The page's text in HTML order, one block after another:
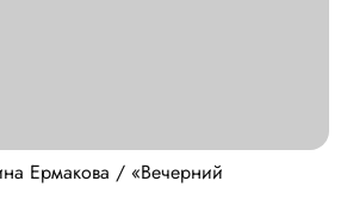
Ермакова / «Вечерний